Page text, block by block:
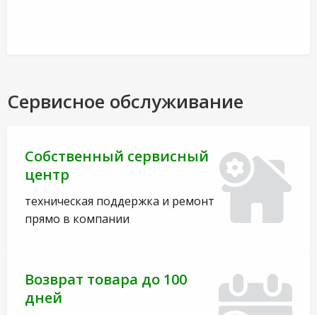
Сервисное обслуживание
Собственный сервисный
центр
техническая поддержка и ремонт
прямо в компании
Возврат товара до 100
дней